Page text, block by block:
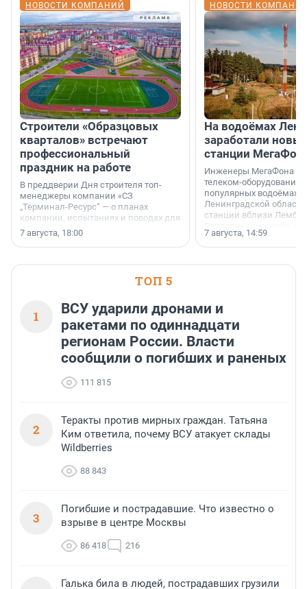
НОВОСТИ КОМПАНИЙ
Строители «Образцовых
кварталов» встречают
профессиональный
праздник на работе
В преддверии Дня строителя топ-
менеджеры компании «СЗ
„Терминал-Ресурс“ — о планах
компании, испытаниях и поводах для
осторожного оптимизма.
7 августа, 18:00
НОВОСТИ
На водоёмах
заработали
станции
Инженеры МегаФона
телеком-оборудование
популярных водоёмах
Ленинградской
станции вблизи
недалеко от Большого
водопада.
7 августа, 14:59
ТОП 5
1
ВСУ ударили дронами и
ракетами по одиннадцати
регионам России. Власти
сообщили о погибших и раненых
111 815
2
Теракты против мирных граждан. Татьяна
Ким ответила, почему ВСУ атакует склады
Wildberries
88 843
3
Погибшие и пострадавшие. Что известно о
взрыве в центре Москвы
86 418 216
Галька била в людей, пострадавших грузили